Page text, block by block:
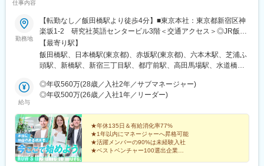
田井駅、上前津駅、東別院駅、摂津富田駅、新今宮駅前駅、千鳥
橋駅、千里中央駅(大阪モノレール)、百舌鳥八幡駅、大阪天満宮
駅、玉造駅、宮之阪駅、新豊橋駅、なんば駅(地下鉄)、なかもず
駅、森下駅(愛知県)、国際センター駅、祇園駅(福岡県)、西鉄福岡
駅、櫛田神社前駅、西鉄千早駅、三宮駅(神戸新交通)、ハーバーラ
ンド駅、山陽姫路駅、西代駅、山陽明石駅、新王寺駅、鳥居前
駅、田中口駅、山科駅、四条駅(京都市営)、石山駅、くいな橋駅、
西４丁目駅、さっぽろ駅、仙台駅(地下鉄)、岡山駅前駅、横川駅
駅、梅田駅(地下鉄)、蒲生四丁目駅、天王寺駅前駅、動物園前駅、
駅前駅、平安通駅、呉服町駅(福岡県)、香椎宮前駅、三宮駅(神戸
市営)、高速神戸駅、西新町駅、信貴山下駅、四宮駅、五条駅(京都
市営)、唐橋前駅、狸小路駅、北１２条駅、あおば通駅、西川緑道
公園駅、猿猴橋町駅、横川一丁目駅、城北駅
仕事内容
勤務地
【転勤なし／飯田橋駅より徒歩4分】■東京本社：東京都新宿区神
楽坂1-2 研究社英語センタービル3階＜交通アクセス＞◎JR飯田
橋駅 西口より徒歩4分◎東京メトロ飯田橋駅 B3出口より徒歩4分※
担当プロジェクトにより、将来的にリモートワーク（在宅勤務）
も可能です！
【最寄り駅】
飯田橋駅、日本橋駅(東京都)、赤坂駅(東京都)、六本木駅、芝浦ふ
頭駅、新橋駅、新宿三丁目駅、都庁前駅、高田馬場駅、水道橋
青海駅(東京都)、豊洲駅、有明駅(東京都)、亀戸駅、木場駅(東京
都)、天王洲アイル駅、立会川駅、大崎広小路駅、自由が丘駅、蒲
駅、明治神宮前駅、原宿駅、恵比寿駅、中野駅(東京都)、荻窪駅、
池袋駅、向原駅(東京都)、都電雑司ケ谷駅、赤羽駅、南千住駅、東
武練馬駅、光が丘駅、北千住駅、亀有駅、西葛西駅、吉祥寺駅、
井の頭公園駅、三鷹駅、府中競馬正門前駅、調布駅、町田駅、南
町田グランベリーパーク駅、豊田駅、国分寺駅、立川北駅、高松
給与
◎年収560万(28歳／入社2年／サブマネージャー)
◎年収500万(26歳／入社1年／リーダー)
★年休135日＆有給消化率77%
★1年以内にマネージャーへ昇格可能
★活躍メンバーの90%は未経験入社
★ベストベンチャー100選出企業